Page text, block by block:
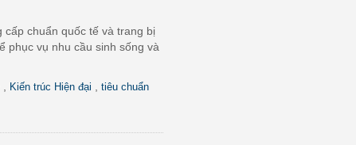
cấp chuẩn quốc tế và trang bị
phục vụ nhu cầu sinh sống và
Kiến trúc Hiện đại
tiêu chuẩn